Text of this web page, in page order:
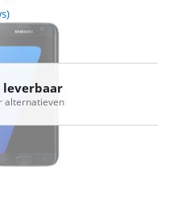
op 175 reviews.
leverbaar
alternatieven